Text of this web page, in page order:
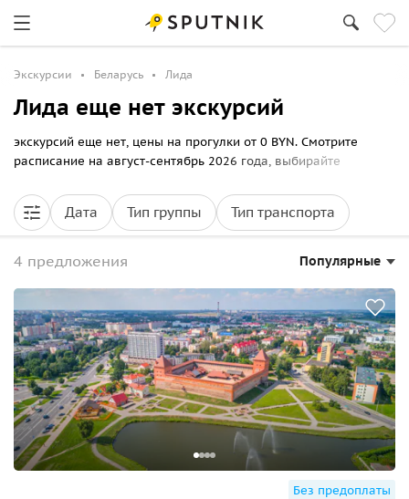
Экскурсии Беларусь Лида
Лида еще нет экскурсий
экскурсий еще нет, цены на прогулки от 0 BYN. Смотрите
расписание на август-сентябрь 2026 года, выбирайте
Дата Тип группы Тип транспорта
4 предложения Популярные
Без предоплаты